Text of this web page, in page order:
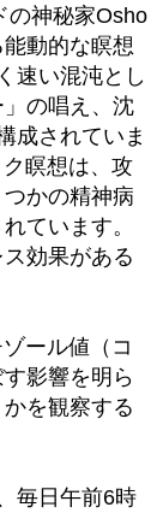
の神秘家Osho
動的な瞑想
速い混沌とし
の唱え、沈
成されていま
瞑想は、攻
かの精神病
ています。
効果がある
ール値（コ
影響を明ら
を観察する
毎日午前6時